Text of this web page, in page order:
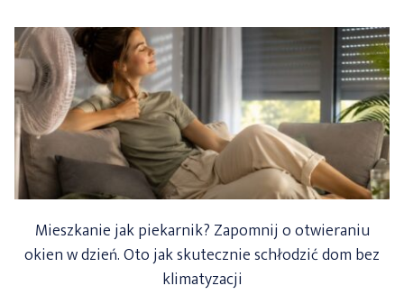
Mieszkanie jak piekarnik? Zapomnij o otwieraniu
okien w dzień. Oto jak skutecznie schłodzić dom bez
klimatyzacji